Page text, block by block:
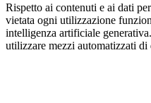
Rispetto ai contenuti e ai dati
vietata ogni utilizzazione
intelligenza artificiale
utilizzare mezzi automatizzati di